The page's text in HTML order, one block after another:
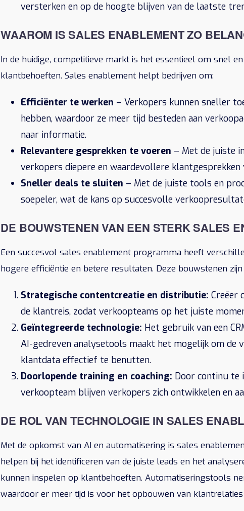
versterken en op de hoogte blijven van de laatste
WAAROM IS SALES ENABLEMENT ZO
In de huidige, competitieve markt is het essentieel om snel
klantbehoeften. Sales enablement helpt bedrijven om:
Efficiënter te werken – Verkopers kunnen sneller
hebben, waardoor ze meer tijd besteden aan
naar informatie.
Relevantere gesprekken te voeren – Met de juiste
verkopers diepere en waardevollere klantgesprekken
Sneller deals te sluiten – Met de juiste tools en
soepeler, wat de kans op succesvolle
DE BOUWSTENEN VAN EEN STERK SALES
Een succesvol sales enablement programma heeft
hogere efficiëntie en betere resultaten. Deze bouwstenen zijn
Strategische contentcreatie en distributie: Creëer
de klantreis, zodat verkoopteams op het juiste
Geïntegreerde technologie: Het gebruik van een
AI-gedreven analysetools maakt het mogelijk om de
klantdata effectief te benutten.
Doorlopende training en coaching: Door continu te
verkoopteam blijven verkopers zich ontwikkelen en
DE ROL VAN TECHNOLOGIE IN SALES
Met de opkomst van AI en automatisering is sales
helpen bij het identificeren van de juiste leads en het
kunnen inspelen op klantbehoeften. Automatiseringstools
waardoor er meer tijd is voor het opbouwen van